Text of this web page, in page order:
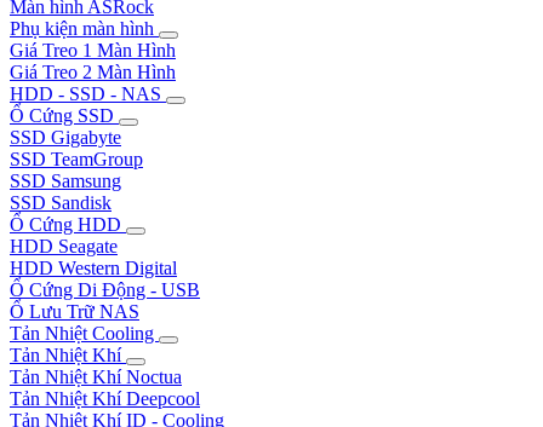
Màn hình ASRock
Phụ kiện màn hình
Giá Treo 1 Màn Hình
Giá Treo 2 Màn Hình
HDD - SSD - NAS
Ổ Cứng SSD
SSD Gigabyte
SSD TeamGroup
SSD Samsung
SSD Sandisk
Ổ Cứng HDD
HDD Seagate
HDD Western Digital
Ổ Cứng Di Động - USB
Ổ Lưu Trữ NAS
Tản Nhiệt Cooling
Tản Nhiệt Khí
Tản Nhiệt Khí Noctua
Tản Nhiệt Khí Deepcool
Tản Nhiệt Khí ID - Cooling